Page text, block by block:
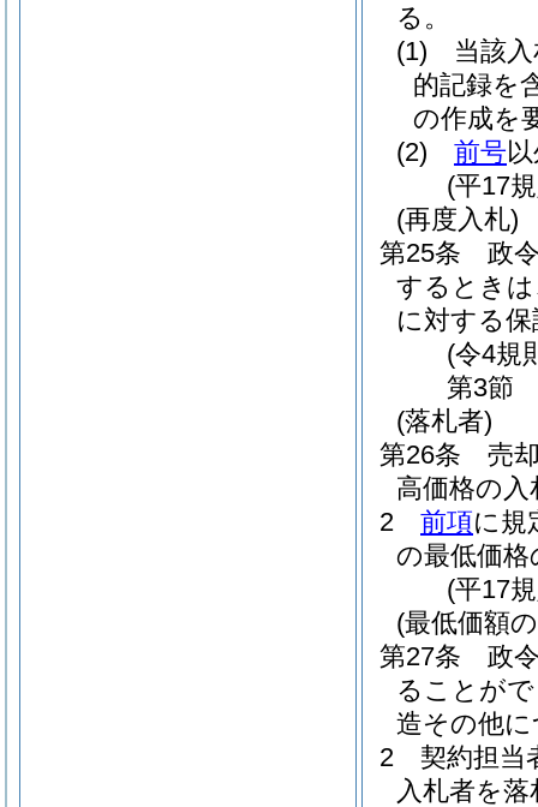
る。
(1)
当該
的記録を
の作成を
(2)
前号
(平17
(再度入札)
第25条
政
するとき
に対する
(令4規
第3節
(落札者)
第26条
売
高価格の
2
前項に規
の最低価
(平17
(最低価額
第27条
政
ることが
造その他
2
契約担当
入札者を